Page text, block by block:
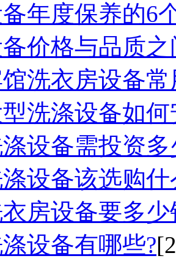
年度保养的6
价格与品质之
洗衣房设备常
洗涤设备如何
设备需投资多
设备该选购什
房设备要多少
设备有哪些?